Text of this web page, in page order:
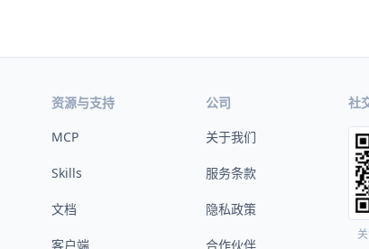
资源与支持
MCP
Skills
文档
客户端
公司
关于我们
服务条款
隐私政策
合作伙伴
社